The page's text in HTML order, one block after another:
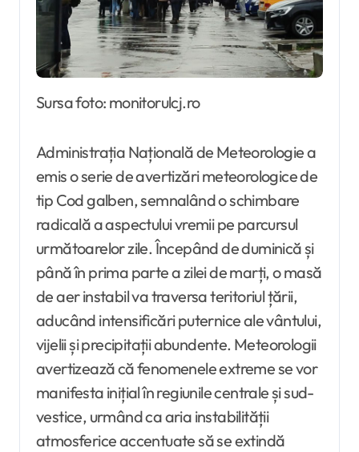
Sursa foto: monitorulcj.ro
Administrația Națională de Meteorologie a
emis o serie de avertizări meteorologice de
tip Cod galben, semnalând o schimbare
radicală a aspectului vremii pe parcursul
următoarelor zile. Începând de duminică și
până în prima parte a zilei de marți, o masă
de aer instabil va traversa teritoriul țării,
aducând intensificări puternice ale vântului,
vijelii și precipitații abundente. Meteorologii
avertizează că fenomenele extreme se vor
manifesta inițial în regiunile centrale și sud-
vestice, urmând ca aria instabilității
atmosferice accentuate să se extindă